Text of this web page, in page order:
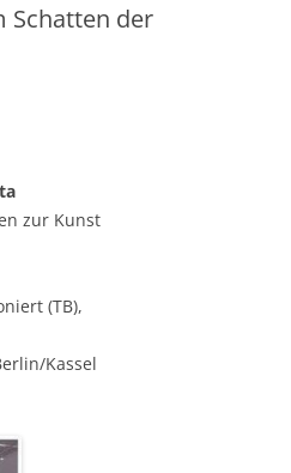
Schatten der
zur Kunst
(TB),
Kassel